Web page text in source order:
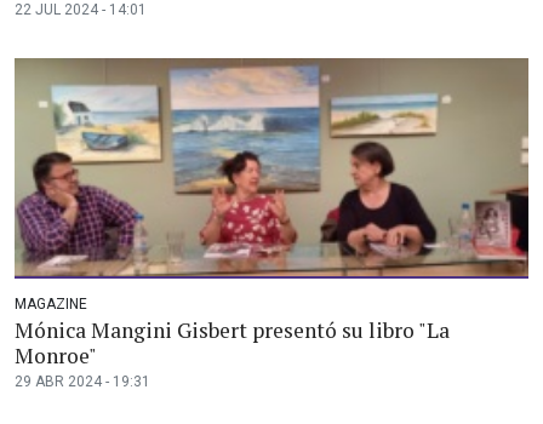
22 JUL 2024 - 14:01
MAGAZINE
Mónica Mangini Gisbert presentó su libro "La
Monroe"
29 ABR 2024 - 19:31